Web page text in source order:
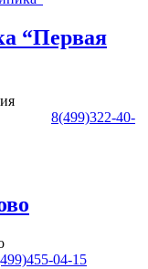
“Первая
8(499)322-40-
04-15